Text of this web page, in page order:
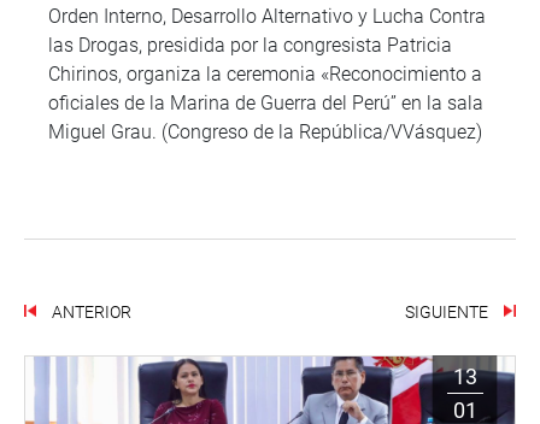
Orden Interno, Desarrollo Alternativo y Lucha Contra
las Drogas, presidida por la congresista Patricia
Chirinos, organiza la ceremonia «Reconocimiento a
oficiales de la Marina de Guerra del Perú” en la sala
Miguel Grau. (Congreso de la República/VVásquez)
ANTERIOR SIGUIENTE
13
01